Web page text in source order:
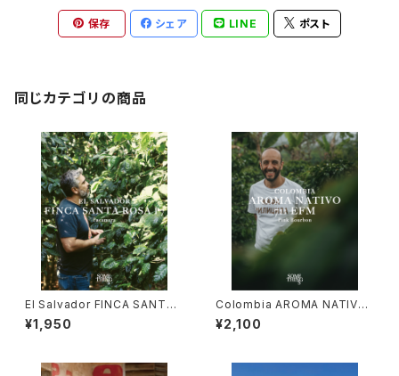
保存 シェア LINE ポスト
同じカテゴリの商品
El Salvador FINCA SANTA
ROSA P7 100g
¥1,950
Colombia AROMA NATIVO
711 EFM 50g
¥2,100